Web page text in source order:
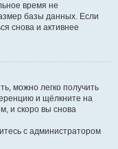
время не
базы данных. Если
снова и активнее
можно легко получить
и щёлкните на
и скоро вы снова
с администратором